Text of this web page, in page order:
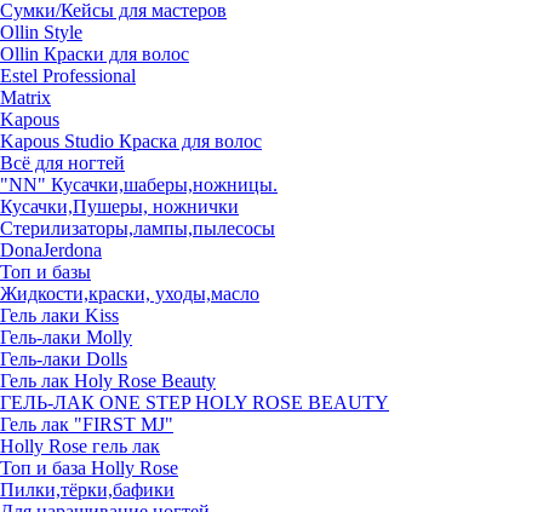
Сумки/Кейсы для мастеров
Ollin Style
Ollin Краски для волос
Estel Professional
Matrix
Kapous
Kapous Studio Краска для волос
Всё для ногтей
"NN" Кусачки,шаберы,ножницы.
Кусачки,Пушеры, ножнички
Стерилизаторы,лампы,пылесосы
DonaJerdona
Топ и базы
Жидкости,краски, уходы,масло
Гель лаки Kiss
Гель-лаки Molly
Гель-лаки Dolls
Гель лак Holy Rose Beauty
ГЕЛЬ-ЛАК ONE STEP HOLY ROSE BEAUTY
Гель лак "FIRST MJ"
Нolly Rose гель лак
Топ и база Нolly Rose
Пилки,тёрки,бафики